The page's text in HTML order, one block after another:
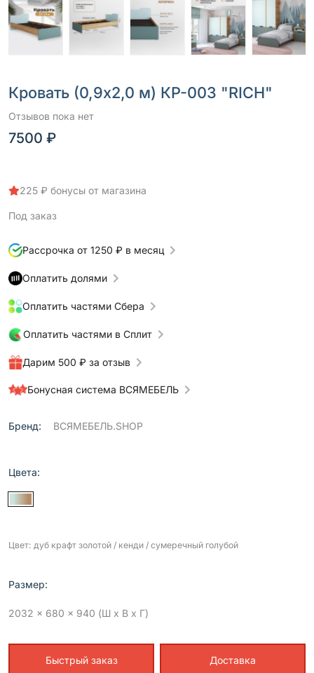
Кровать (0,9х2,0 м) КР-003 "RICH"
Отзывов пока нет
7500 ₽
225 ₽ бонусы от магазина
Под заказ
Рассрочка от 1250 ₽ в месяц
Оплатить долями
Оплатить частями Сбера
Оплатить частями в Сплит
Дарим 500 ₽ за отзыв
Бонусная система ВСЯМЕБЕЛЬ
Бренд: ВСЯМЕБЕЛЬ.SHOP
Цвета:
Цвет: дуб крафт золотой / кенди / сумеречный голубой
Размер:
2032 x 680 x 940 (Ш x В x Г)
Быстрый заказ Доставка